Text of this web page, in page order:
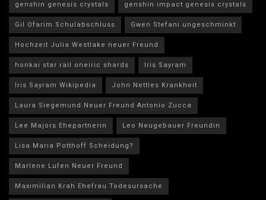
genshin genesis crystals
genshin impact genesis crystals
Gil Ofarim Schulabschluss
Gwen Stefani ungeschminkt
Hochzeit Julia Westlake neuer Freund
honkai star rail oneiric shards
Iris Sayram
Iris Sayram Wikipedia
John Nettles Krankheit
Laura Siegemund Neuer Freund Antonio Zucca
Lee Majors Ehepartnerin
Leo Neugebauer Freundin
Lisa Maria Potthoff Scheidung?
Marlene Lufen Neuer Freund
Maximilian Krah Ehefrau Todesursache